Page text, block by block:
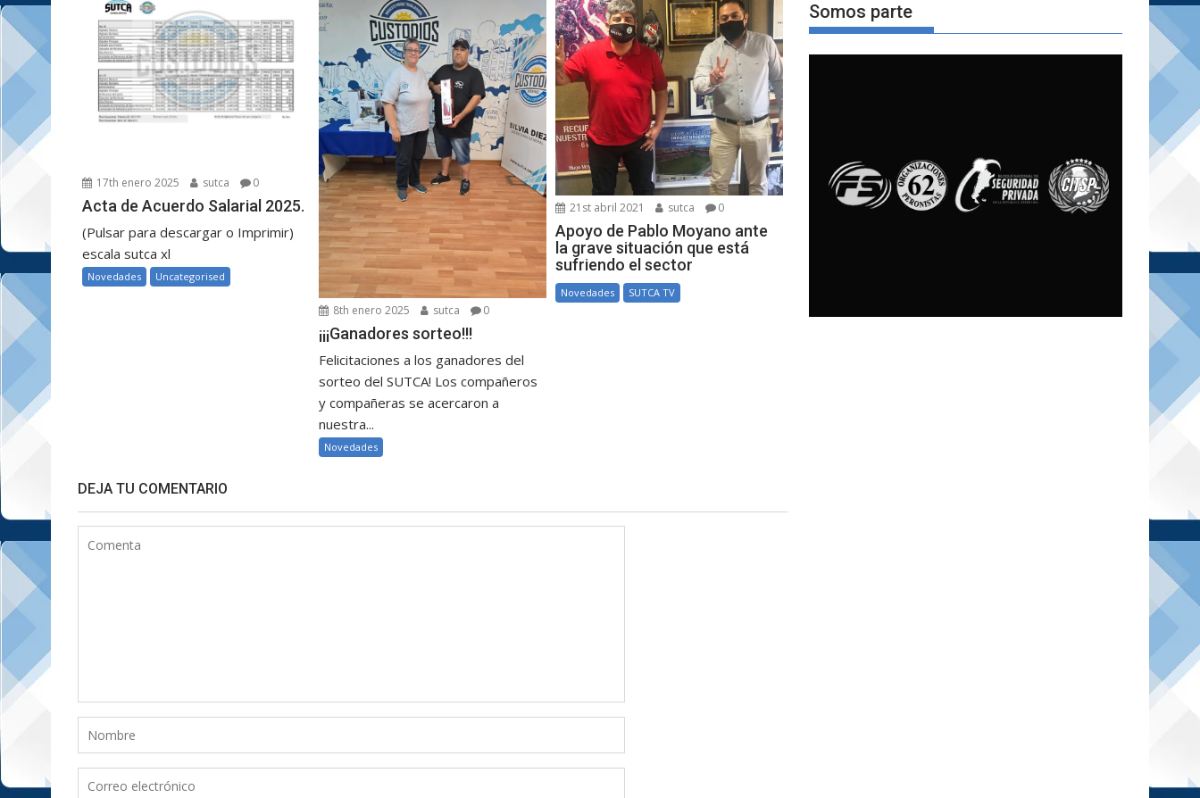
17th enero 2025 sutca 0
Acta de Acuerdo Salarial 2025.
(Pulsar para descargar o Imprimir)
escala sutca xl
Novedades Uncategorised
8th enero 2025 sutca 0
¡¡¡Ganadores sorteo!!!
Felicitaciones a los ganadores del
sorteo del SUTCA! Los compañeros
y compañeras se acercaron a
nuestra...
Novedades
21st abril 2021 sutca 0
Apoyo de Pablo Moyano ante
la grave situación que está
sufriendo el sector
Novedades SUTCA TV
DEJA TU COMENTARIO
Somos parte